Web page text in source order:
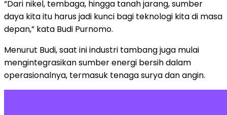
“Dari nikel, tembaga, hingga tanah jarang, sumber
daya kita itu harus jadi kunci bagi teknologi kita di masa
depan,” kata Budi Purnomo.
Menurut Budi, saat ini industri tambang juga mulai
mengintegrasikan sumber energi bersih dalam
operasionalnya, termasuk tenaga surya dan angin.